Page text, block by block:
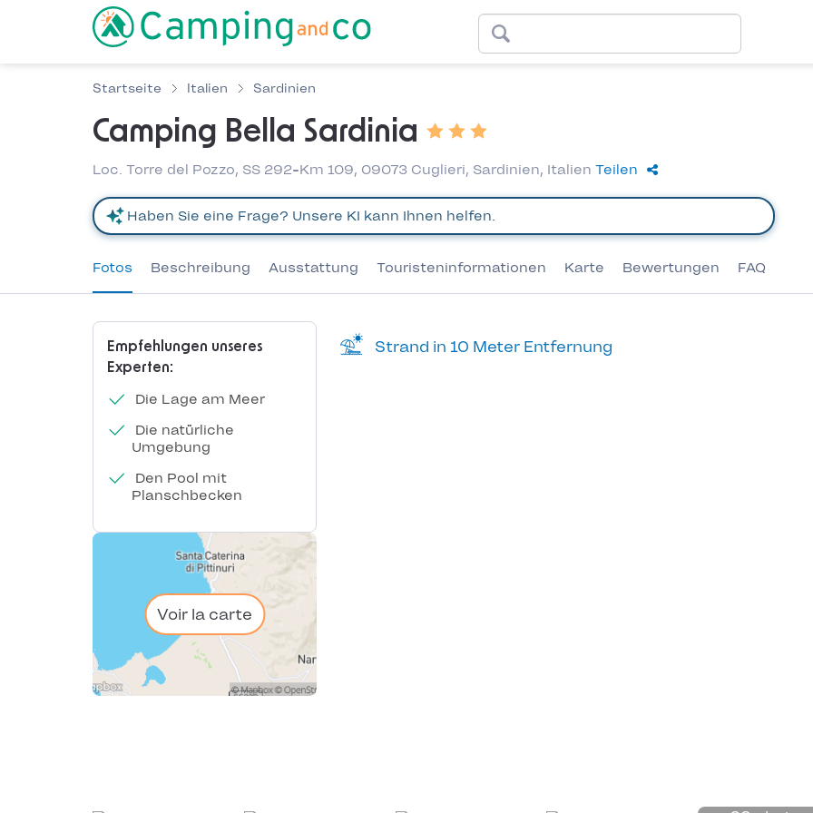
Startseite Italien Sardinien
Camping Bella Sardinia
Loc. Torre del Pozzo, SS 292-Km 109, 09073 Cuglieri, Sardinien, Italien Teilen
Fotos Beschreibung Ausstattung Touristeninformationen Karte Bewertungen FAQ
Empfehlungen unseres
Experten:
Die Lage am Meer
Die natürliche
Umgebung
Den Pool mit
Planschbecken
Voir la carte
Strand in 10 Meter Entfernung